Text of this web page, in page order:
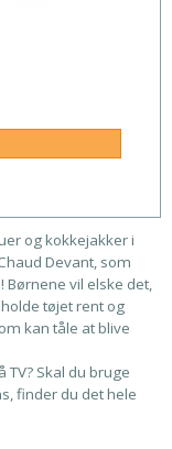
og kokkejakker i
Devant, som
vil elske det,
tøjet rent og
kan tåle at blive
Skal du bruge
finder du det hele